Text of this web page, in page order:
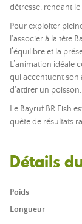
détresse, rendant
Pour exploiter
l’associer à la tête
l’équilibre et la
L’animation idéale
qui accentuent son
d’attirer un poisson.
Le Bayruf BR Fish
quête de résultats
Détails
Poids
Longueur